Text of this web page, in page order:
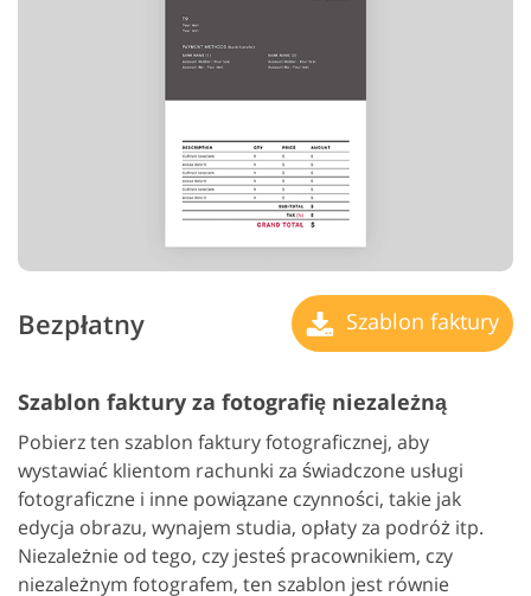
Bezpłatny Szablon faktury
Szablon faktury za fotografię niezależną
Pobierz ten szablon faktury fotograficznej, aby
wystawiać klientom rachunki za świadczone usługi
fotograficzne i inne powiązane czynności, takie jak
edycja obrazu, wynajem studia, opłaty za podróż itp.
Niezależnie od tego, czy jesteś pracownikiem, czy
niezależnym fotografem, ten szablon jest równie